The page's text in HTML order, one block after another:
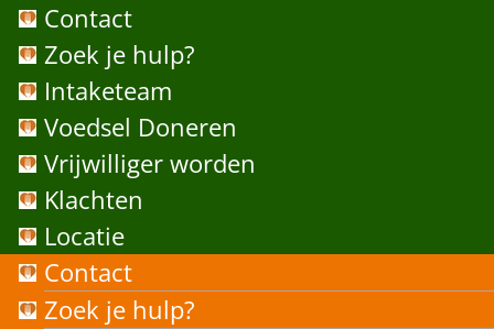
Contact
Zoek je hulp?
Intaketeam
Voedsel Doneren
Vrijwilliger worden
Klachten
Locatie
Contact
Zoek je hulp?